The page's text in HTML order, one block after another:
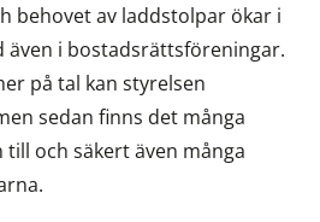
behovet av laddstolpar ökar i
även i bostadsrättsföreningar.
på tal kan styrelsen
sedan finns det många
och säkert även många